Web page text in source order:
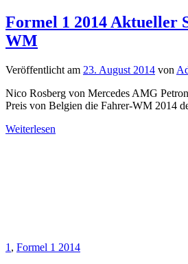
Formel 1 2014 Aktueller
WM
Veröffentlicht am 23. August 2014 von
Nico Rosberg von Mercedes AMG
Preis von Belgien die Fahrer-WM 2014
Weiterlesen
1 , Formel 1 2014